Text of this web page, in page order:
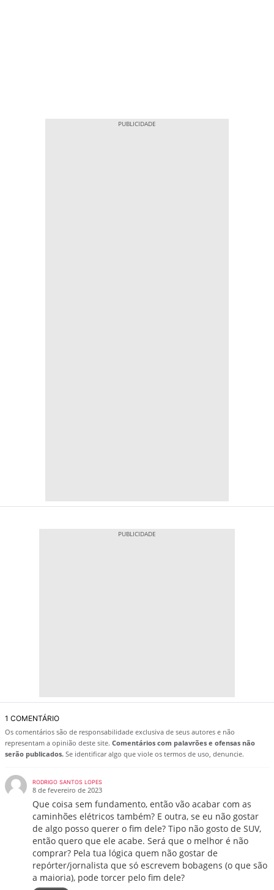
1 COMENTÁRIO
Os comentários são de responsabilidade exclusiva de seus autores e não
representam a opinião deste site. Comentários com palavrões e ofensas não
serão publicados. Se identificar algo que viole os termos de uso, denuncie.
RODRIGO SANTOS LOPES
8 de fevereiro de 2023
Que coisa sem fundamento, então vão acabar com as
caminhões elétricos também? E outra, se eu não gostar
de algo posso querer o fim dele? Tipo não gosto de SUV,
então quero que ele acabe. Será que o melhor é não
comprar? Pela tua lógica quem não gostar de
repórter/jornalista que só escrevem bobagens (o que são
a maioria), pode torcer pelo fim dele?